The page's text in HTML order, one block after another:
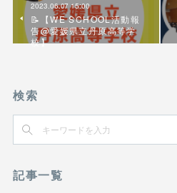
2023.06.07 15:00
📝【WE SCHOOL活動報
告@愛媛県立丹原高等学
校】
検索
記事一覧